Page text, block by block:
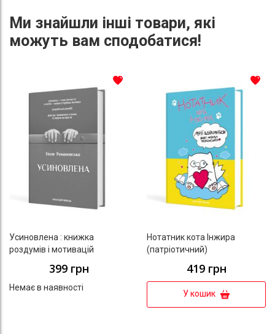
Ми знайшли інші товари, які
можуть вам сподобатися!
Усиновлена : книжка
роздумів і мотивацій
399 грн
Немає в наявності
До списку бажань
Нотатник кота Інжира
(патріотичний)
419 грн
У кошик